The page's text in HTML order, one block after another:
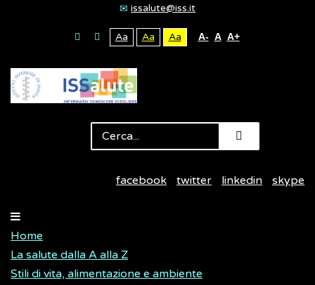
issalute@iss.it
Aa Aa Aa A- A A+
facebook twitter linkedin skype
Home
La salute dalla A alla Z
Stili di vita, alimentazione e ambiente